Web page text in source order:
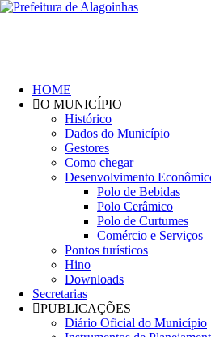
HOME
O MUNICÍPIO
Histórico
Dados do Município
Gestores
Como chegar
Desenvolvimento
Polo de Bebidas
Polo Cerâmico
Polo de Curtumes
Comércio e Serviços
Pontos turísticos
Hino
Downloads
Secretarias
PUBLICAÇÕES
Diário Oficial do Município